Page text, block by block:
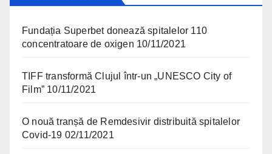
Fundația Superbet donează spitalelor 110
concentratoare de oxigen 10/11/2021
TIFF transformă Clujul într-un „UNESCO City of
Film” 10/11/2021
O nouă tranșă de Remdesivir distribuită spitalelor
Covid-19 02/11/2021